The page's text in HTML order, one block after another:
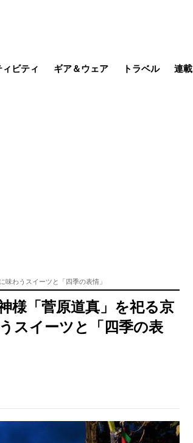
ィビティ ギア＆ウェア トラベル 連載
味わうスイーツと「四季の表情」
様「菅原道真」を祀る京
スイーツと「四季の表